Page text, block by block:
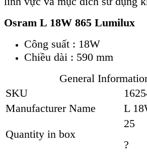
Osram L 18W 865 Lumilux
Công suất : 18W
Chiều dài : 590 mm
General
SKU
Manufacturer Name
L
Quantity in box
25
?